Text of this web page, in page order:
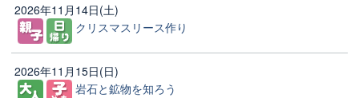
2026年11月14日(土)
クリスマスリース作り
2026年11月15日(日)
岩石と鉱物を知ろう